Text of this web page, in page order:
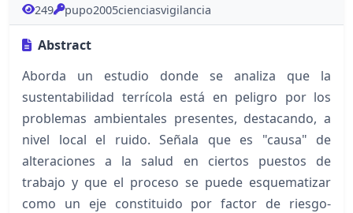
249 pupo2005cienciasvigilancia
Abstract
Aborda un estudio donde se analiza que la
sustentabilidad terrícola está en peligro por los
problemas ambientales presentes, destacando, a
nivel local el ruido. Señala que es "causa" de
alteraciones a la salud en ciertos puestos de
trabajo y que el proceso se puede esquematizar
como un eje constituido por factor de riesgo-